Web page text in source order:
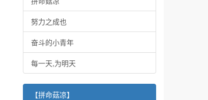
努力之成也
奋斗的小青年
每一天,为明天
【拼命菇凉】